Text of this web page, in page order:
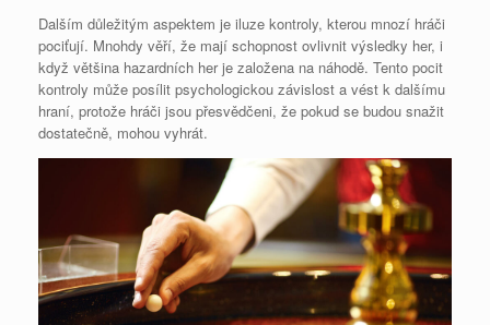
Dalším důležitým aspektem je iluze kontroly, kterou mnozí hráči
pociťují. Mnohdy věří, že mají schopnost ovlivnit výsledky her, i
když většina hazardních her je založena na náhodě. Tento pocit
kontroly může posílit psychologickou závislost a vést k dalšímu
hraní, protože hráči jsou přesvědčeni, že pokud se budou snažit
dostatečně, mohou vyhrát.